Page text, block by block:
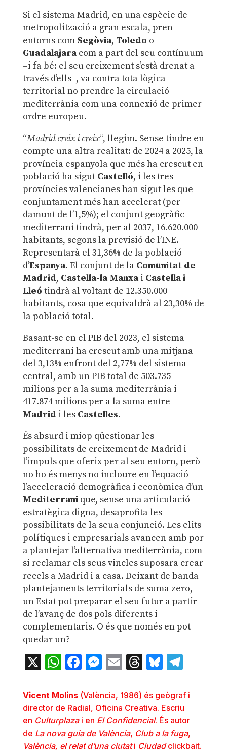
Si el sistema Madrid, en una espècie de
metropolització a gran escala, pren
entorns com Segòvia, Toledo o
Guadalajaracom a part del seu contínuum
–i fa bé: el seu creixement s’està drenat a
través d’ells–, va contra tota lògica
territorial no prendre la circulació
mediterrània com una connexió de primer
ordre europeu.
“Madrid creix i creix“, llegim. Sense tindre en
compte una altra realitat: de 2024 a 2025, la
província espanyola que més ha crescut en
població ha sigut Castelló, i les tres
províncies valencianes han sigut les que
conjuntament més han accelerat (per
damunt de l’1,5%); el conjunt geogràfic
mediterrani tindrà, per al 2037, 16.620.000
habitants, segons la previsió de l’INE.
Representarà el 31,36% de la població
d’Espanya. El conjunt de la Comunitat de
Madrid, Castella-la Manxai Castella i
Lleó tindrà al voltant de 12.350.000
habitants, cosa que equivaldrà al 23,30% de
la població total.
Basant-se en el PIB del 2023, el sistema
mediterrani ha crescut amb una mitjana
del 3,13% enfront del 2,77% del sistema
central, amb un PIB total de 503.735
milions per a la suma mediterrània i
417.874 milions per a la suma entre
Madrid i les Castelles.
És absurd i miop qüestionar les
possibilitats de creixement de Madrid i
l’impuls que oferix per al seu entorn, però
no ho és menys no incloure en l’equació
l’acceleració demogràfica i econòmica d’un
Mediterranique, sense una articulació
estratègica digna, desaprofita les
possibilitats de la seua conjunció. Les elits
polítiques i empresarials avancen amb por
a plantejar l’alternativa mediterrània, com
si reclamar els seus vincles suposara crear
recels a Madrid i a casa. Deixant de banda
plantejaments territorials de suma zero,
un Estat pot preparar el seu futur a partir
de l’avanç de dos pols diferents i
complementaris. O és que només en pot
quedar un?
X WhatsApp
Facebook
Messenger
EmailThreads
Bluesky
Vicent Molins(València, 1986) és geògraf i
director de Radial, Oficina Creativa. Escriu
en Culturplazai en El Confidencial. És autor
de La nova guia de València, Club a la fuga,
València, el relat d’una ciutati Ciudadclickbait.